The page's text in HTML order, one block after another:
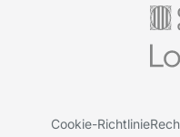
Cookie-Richtlinie